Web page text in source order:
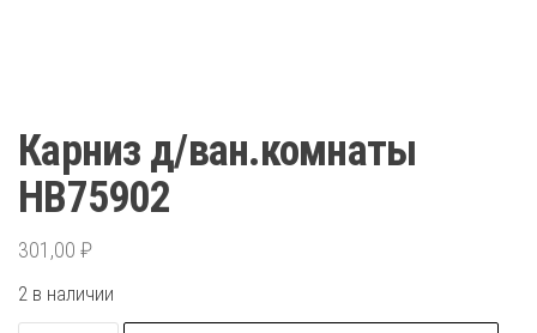
Карниз д/ван.комнаты
НВ75902
301,00 ₽
2 в наличии